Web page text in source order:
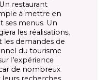
restaurant
à mettre en
ses menus. Un
les réalisations,
les demandes de
du tourisme
l’expérience
de nombreux